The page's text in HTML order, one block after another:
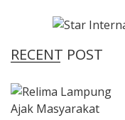
RECENT POST